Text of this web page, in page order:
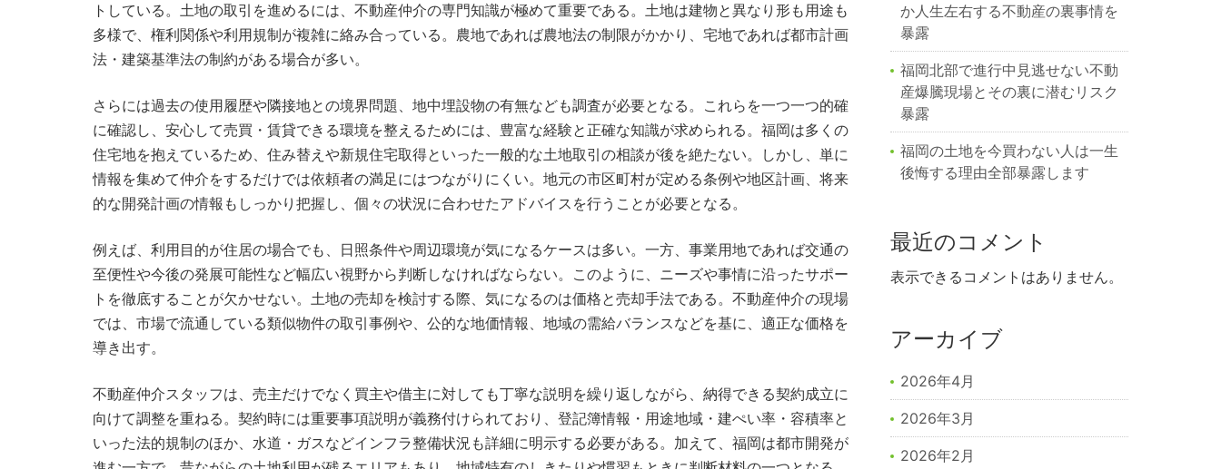
トしている。土地の取引を進めるには、不動産仲介の専門知識が極めて重要である。土地は建物と異なり形も用途も
多様で、権利関係や利用規制が複雑に絡み合っている。農地であれば農地法の制限がかかり、宅地であれば都市計画
法・建築基準法の制約がある場合が多い。
さらには過去の使用履歴や隣接地との境界問題、地中埋設物の有無なども調査が必要となる。これらを一つ一つ的確
に確認し、安心して売買・賃貸できる環境を整えるためには、豊富な経験と正確な知識が求められる。福岡は多くの
住宅地を抱えているため、住み替えや新規住宅取得といった一般的な土地取引の相談が後を絶たない。しかし、単に
情報を集めて仲介をするだけでは依頼者の満足にはつながりにくい。地元の市区町村が定める条例や地区計画、将来
的な開発計画の情報もしっかり把握し、個々の状況に合わせたアドバイスを行うことが必要となる。
例えば、利用目的が住居の場合でも、日照条件や周辺環境が気になるケースは多い。一方、事業用地であれば交通の
至便性や今後の発展可能性など幅広い視野から判断しなければならない。このように、ニーズや事情に沿ったサポー
トを徹底することが欠かせない。土地の売却を検討する際、気になるのは価格と売却手法である。不動産仲介の現場
では、市場で流通している類似物件の取引事例や、公的な地価情報、地域の需給バランスなどを基に、適正な価格を
導き出す。
不動産仲介スタッフは、売主だけでなく買主や借主に対しても丁寧な説明を繰り返しながら、納得できる契約成立に
向けて調整を重ねる。契約時には重要事項説明が義務付けられており、登記簿情報・用途地域・建ぺい率・容積率と
いった法的規制のほか、水道・ガスなどインフラ整備状況も詳細に明示する必要がある。加えて、福岡は都市開発が
か人生左右する不動産の裏事情を
暴露
福岡北部で進行中見逃せない不動
産爆騰現場とその裏に潜むリスク
暴露
福岡の土地を今買わない人は一生
後悔する理由全部暴露します
最近のコメント
表示できるコメントはありません。
アーカイブ
2026年4月
2026年3月
2026年2月